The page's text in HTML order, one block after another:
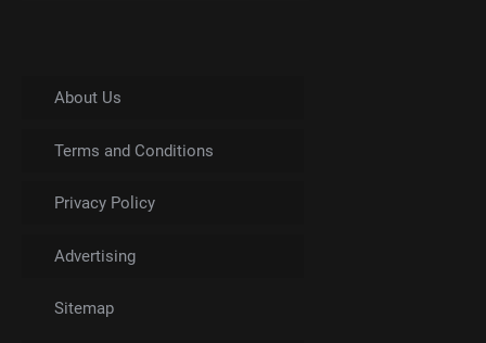
About Us
Terms and Conditions
Privacy Policy
Advertising
Sitemap